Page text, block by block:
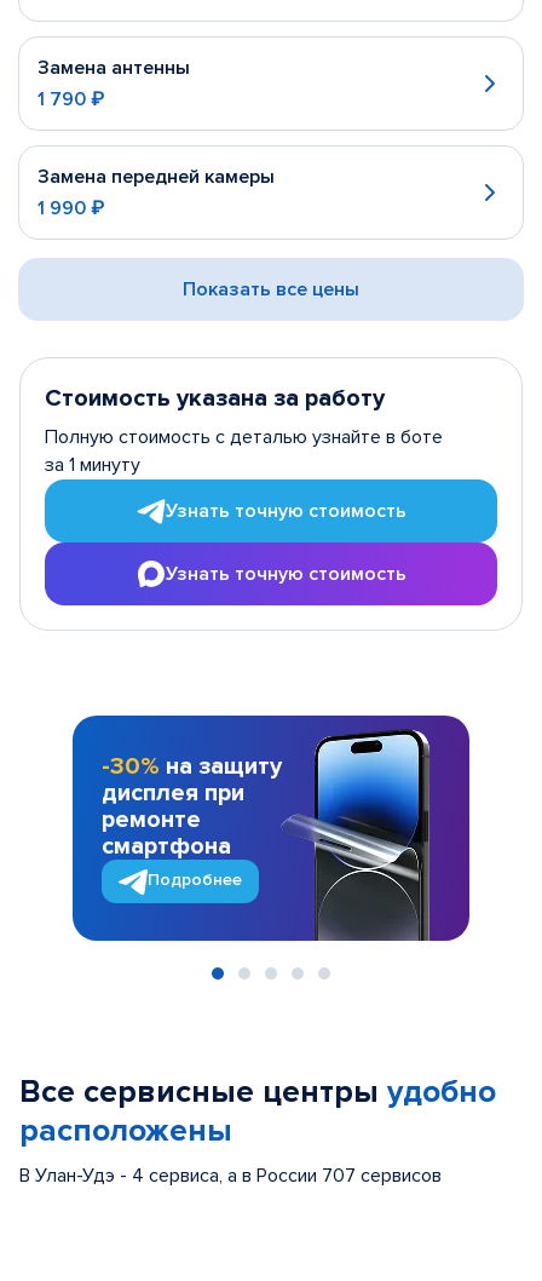
Замена антенны
1 790 ₽
Замена передней камеры
1 990 ₽
Показать все цены
Стоимость указана за работу
Полную стоимость с деталью узнайте в боте
за 1 минуту
Узнать точную стоимость
Узнать точную стоимость
-30% на защиту
дисплея при
ремонте
смартфона
Подробнее
Все сервисные центры удобно
расположены
В Улан-Удэ - 4 сервиса, а в России 707 сервисов